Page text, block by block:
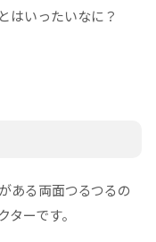
はいったいなに？
ある両面つるつるの
ーです。